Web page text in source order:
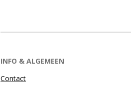
INFO & ALGEMEEN
Contact